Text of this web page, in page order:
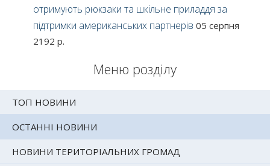
Меню розділу
ТОП НОВИНИ
ОСТАННІ НОВИНИ
НОВИНИ ТЕРИТОРІАЛЬНИХ ГРОМАД
отримують рюкзаки та шкільне приладдя за
підтримки американських партнерів 05 серпня
2192 р.